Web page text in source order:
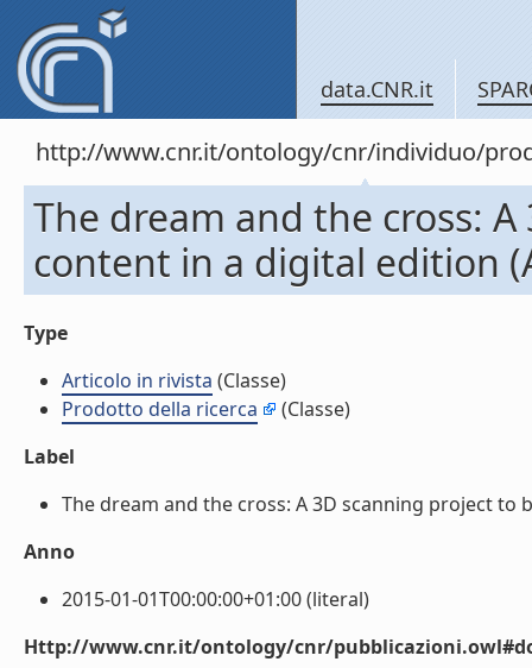
data.CNR.it
http://www.cnr.it/ontology/cnr/individuo/
The dream and the cross:
content in a digital edition
Type
Articolo in rivista (Classe)
Prodotto della ricerca
(Classe)
Label
The dream and the cross: A 3D scanning project
Anno
2015-01-01T00:00:00+01:00 (literal)
Http://www.cnr.it/ontology/cnr/